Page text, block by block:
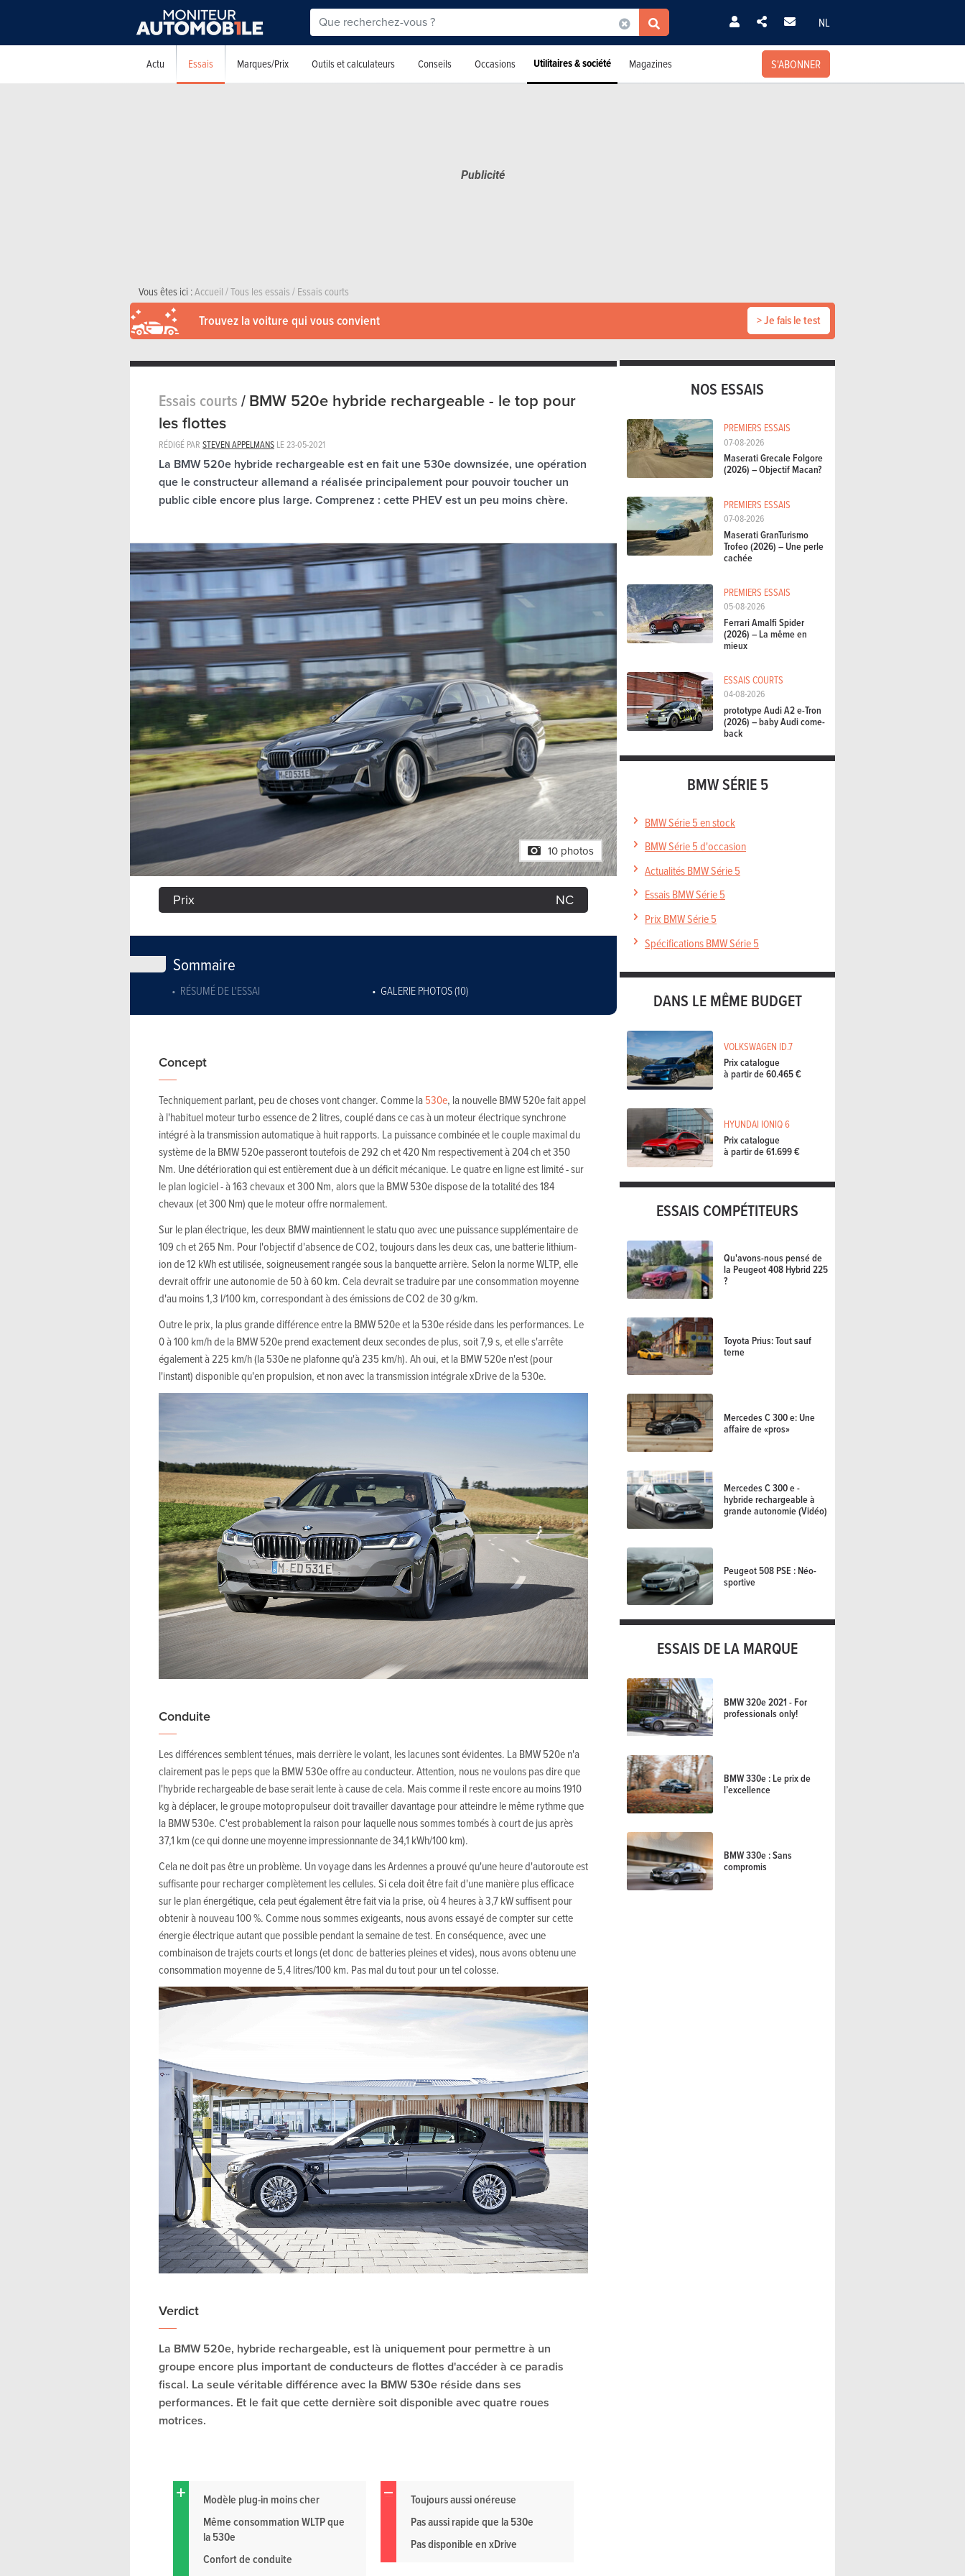
NL
Actu Essais Marques/Prix Outils et calculateurs Conseils Occasions Utilitaires & société Magazines S'ABONNER
Vous êtes ici :Accueil/Tous les essais/Essais courts
Trouvez la voiture qui vous convient > Je fais le test
Essais courts/BMW 520e hybride rechargeable - le top pour
les flottes
RÉDIGÉ PAR STEVEN APPELMANS LE23-05-2021
La BMW 520e hybride rechargeable est en fait une 530e downsizée, une opération
que le constructeur allemand a réalisée principalement pour pouvoir toucher un
public cible encore plus large. Comprenez : cette PHEV est un peu moins chère.
10 photos
Prix NC
Sommaire
RÉSUMÉ DE L'ESSAI GALERIE PHOTOS (10)
Concept
Techniquement parlant, peu de choses vont changer. Comme la530e, la nouvelle BMW 520e fait appel
à l'habituel moteur turbo essence de 2 litres, couplé dans ce cas à un moteur électrique synchrone
intégré à la transmission automatique à huit rapports. La puissance combinée et le couple maximal du
système de la BMW 520e passeront toutefois de 292 ch et 420 Nm respectivement à 204 ch et 350
Nm. Une détérioration qui est entièrement due à un déficit mécanique. Le quatre en ligne est limité - sur
le plan logiciel - à 163 chevaux et 300 Nm, alors que la BMW 530e dispose de la totalité des 184
chevaux (et 300 Nm) que le moteur offre normalement.
Sur le plan électrique, les deux BMW maintiennent le statu quo avec une puissance supplémentaire de
109 ch et 265 Nm. Pour l'objectif d'absence de CO2, toujours dans les deux cas, une batterie lithium-
ion de 12 kWh est utilisée, soigneusement rangée sous la banquette arrière. Selon la norme WLTP, elle
devrait offrir une autonomie de 50 à 60 km. Cela devrait se traduire par une consommation moyenne
d'au moins 1,3 l/100 km, correspondant à des émissions de CO2 de 30 g/km.
Outre le prix, la plus grande différence entre la BMW 520e et la 530e réside dans les performances. Le
0 à 100 km/h de la BMW 520e prend exactement deux secondes de plus, soit 7,9 s, et elle s'arrête
également à 225 km/h (la 530e ne plafonne qu'à 235 km/h). Ah oui, et la BMW 520e n'est (pour
l'instant) disponible qu'en propulsion, et non avec la transmission intégrale xDrive de la 530e.
Conduite
Les différences semblent ténues, mais derrière le volant, les lacunes sont évidentes. La BMW 520e n'a
clairement pas le peps que la BMW 530e offre au conducteur. Attention, nous ne voulons pas dire que
l'hybride rechargeable de base serait lente à cause de cela. Mais comme il reste encore au moins 1910
kg à déplacer, le groupe motopropulseur doit travailler davantage pour atteindre le même rythme que
la BMW 530e. C'est probablement la raison pour laquelle nous sommes tombés à court de jus après
37,1 km (ce qui donne une moyenne impressionnante de 34,1 kWh/100 km).
Cela ne doit pas être un problème. Un voyage dans les Ardennes a prouvé qu'une heure d'autoroute est
suffisante pour recharger complètement les cellules. Si cela doit être fait d'une manière plus efficace
sur le plan énergétique, cela peut également être fait via la prise, où 4 heures à 3,7 kW suffisent pour
obtenir à nouveau 100 %. Comme nous sommes exigeants, nous avons essayé de compter sur cette
énergie électrique autant que possible pendant la semaine de test. En conséquence, avec une
combinaison de trajets courts et longs (et donc de batteries pleines et vides), nous avons obtenu une
consommation moyenne de 5,4 litres/100 km. Pas mal du tout pour un tel colosse.
Verdict
La BMW 520e, hybride rechargeable, est là uniquement pour permettre à un
groupe encore plus important de conducteurs de flottes d'accéder à ce paradis
fiscal. La seule véritable différence avec la BMW 530e réside dans ses
performances. Et le fait que cette dernière soit disponible avec quatre roues
motrices.
Modèle plug-in moins cher
Même consommation WLTP que
la 530e
Confort de conduite
Toujours aussi onéreuse
Pas aussi rapide que la 530e
Pas disponible en xDrive
NOS ESSAIS
PREMIERS ESSAIS
07-08-2026
Maserati Grecale Folgore
(2026) – Objectif Macan?
PREMIERS ESSAIS
07-08-2026
Maserati GranTurismo
Trofeo (2026) – Une perle
cachée
PREMIERS ESSAIS
05-08-2026
Ferrari Amalfi Spider
(2026) – La même en
mieux
ESSAIS COURTS
04-08-2026
prototype Audi A2 e-Tron
(2026) – baby Audi come-
back
BMW SÉRIE 5
BMW Série 5 en stock
BMW Série 5 d'occasion
Actualités BMW Série 5
Essais BMW Série 5
Prix BMW Série 5
Spécifications BMW Série 5
DANS LE MÊME BUDGET
VOLKSWAGEN ID.7
Prix catalogue
à partir de 60.465 €
HYUNDAI IONIQ 6
Prix catalogue
à partir de 61.699 €
ESSAIS COMPÉTITEURS
Qu'avons-nous pensé de
la Peugeot 408 Hybrid 225
?
Toyota Prius: Tout sauf
terne
Mercedes C 300 e: Une
affaire de «pros»
Mercedes C 300 e -
hybride rechargeable à
grande autonomie (Vidéo)
Peugeot 508 PSE : Néo-
sportive
ESSAIS DE LA MARQUE
BMW 320e 2021 - For
professionals only!
BMW 330e : Le prix de
l’excellence
BMW 330e : Sans
compromis